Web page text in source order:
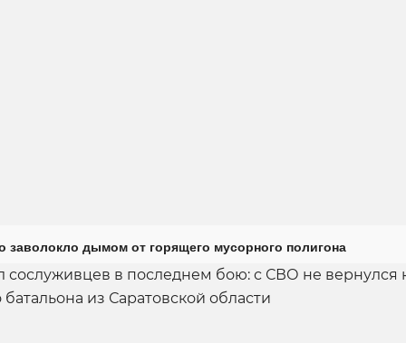
заволокло дымом от горящего мусорного полигона